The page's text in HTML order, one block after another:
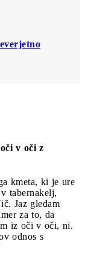
v oči z
kmeta, ki je ure
tabernakelj,
Jaz gledam
za to, da
iz oči v oči, ni.
odnos s